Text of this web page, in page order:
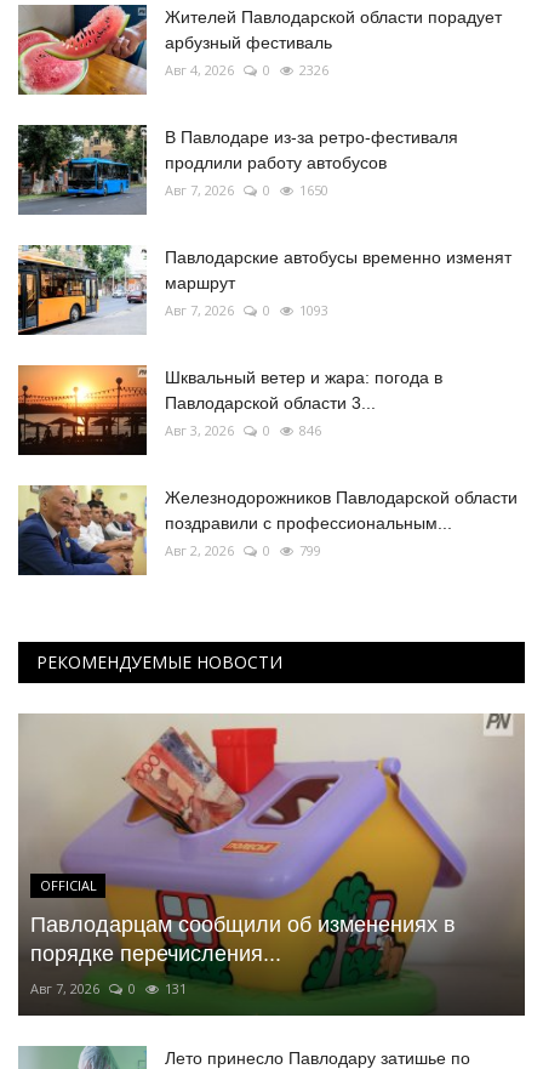
Жителей Павлодарской области порадует
арбузный фестиваль
Авг 4, 2026 0 2326
В Павлодаре из-за ретро-фестиваля
продлили работу автобусов
Авг 7, 2026 0 1650
Павлодарские автобусы временно изменят
маршрут
Авг 7, 2026 0 1093
Шквальный ветер и жара: погода в
Павлодарской области 3...
Авг 3, 2026 0 846
Железнодорожников Павлодарской области
поздравили с профессиональным...
Авг 2, 2026 0 799
РЕКОМЕНДУЕМЫЕ НОВОСТИ
OFFICIAL
Павлодарцам сообщили об изменениях в
порядке перечисления...
Авг 7, 2026 0 131
Лето принесло Павлодару затишье по